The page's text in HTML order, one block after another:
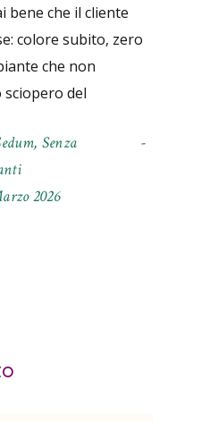
bene che il cliente
colore subito, zero
che non
del
, Senza
2026